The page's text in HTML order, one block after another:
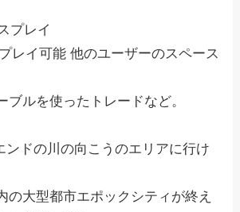
プレイ
レイ可能 他のユーザーのスペース
ブルを使ったトレードなど。
ンドの川の向こうのエリアに行け
の大型都市エポックシティが終え